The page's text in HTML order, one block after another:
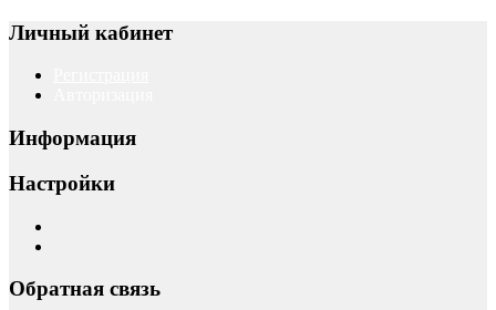
Личный кабинет
Информация
Настройки
Обратная связь